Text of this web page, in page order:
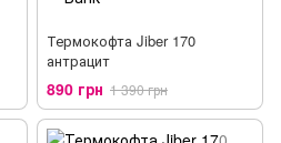
Термокофта Jiber 170
антрацит
890 грн 1 390 грн